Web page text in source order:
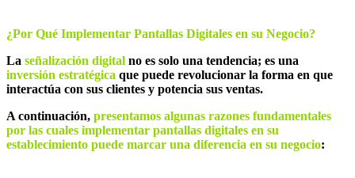
¿Por Qué Implementar Pantallas Digitales en su Negocio?
La señalización digital no es solo una tendencia; es una
inversión estratégica que puede revolucionar la forma en que
interactúa con sus clientes y potencia sus ventas.
A continuación, presentamos algunas razones fundamentales
por las cuales implementar pantallas digitales en su
establecimiento puede marcar una diferencia en su negocio: